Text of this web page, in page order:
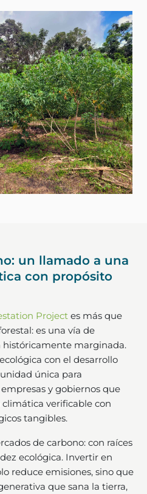
un llamado a una
con propósito
Project es más que
es una vía de
históricamente marginada.
con el desarrollo
única para
y gobiernos que
verificable con
tangibles.
de carbono: con raíces
ecológica. Invertir en
reduce emisiones, sino que
que sana la tierra,